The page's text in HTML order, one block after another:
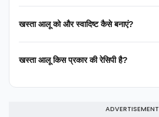
खस्ता आलू को और स्वादिष्ट कैसे बनाएं?
खस्ता आलू किस प्रकार की रेसिपी है?
ADVERTISEMENT